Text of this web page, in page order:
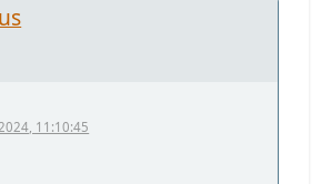
11:10:45